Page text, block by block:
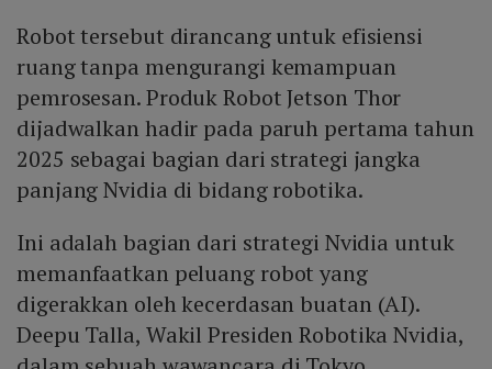
Robot tersebut dirancang untuk efisiensi
ruang tanpa mengurangi kemampuan
pemrosesan. Produk Robot Jetson Thor
dijadwalkan hadir pada paruh pertama tahun
2025 sebagai bagian dari strategi jangka
panjang Nvidia di bidang robotika.
Ini adalah bagian dari strategi Nvidia untuk
memanfaatkan peluang robot yang
digerakkan oleh kecerdasan buatan (AI).
Deepu Talla, Wakil Presiden Robotika Nvidia,